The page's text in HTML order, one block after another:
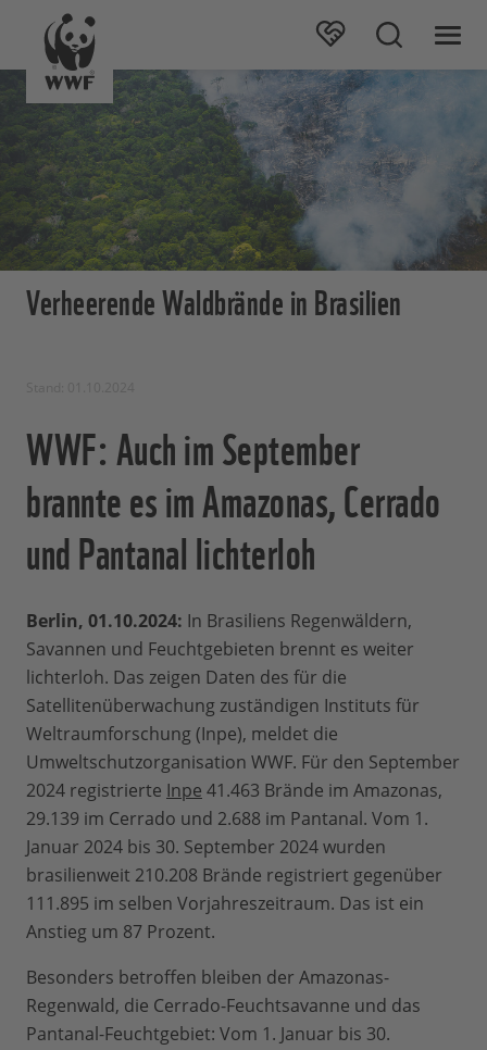
Verheerende Waldbrände in Brasilien
WWF: Auch im September
brannte es im Amazonas, Cerrado
und Pantanal lichterloh
Berlin, 01.10.2024: In Brasiliens Regenwäldern,
Savannen und Feuchtgebieten brennt es weiter
lichterloh. Das zeigen Daten des für die
Satellitenüberwachung zuständigen Instituts für
Weltraumforschung (Inpe), meldet die
Umweltschutzorganisation WWF. Für den September
2024 registrierte Inpe 41.463 Brände im Amazonas,
29.139 im Cerrado und 2.688 im Pantanal. Vom 1.
Januar 2024 bis 30. September 2024 wurden
brasilienweit 210.208 Brände registriert gegenüber
111.895 im selben Vorjahreszeitraum. Das ist ein
Anstieg um 87 Prozent.
Besonders betroffen bleiben der Amazonas-
Regenwald, die Cerrado-Feuchtsavanne und das
Pantanal-Feuchtgebiet: Vom 1. Januar bis 30.